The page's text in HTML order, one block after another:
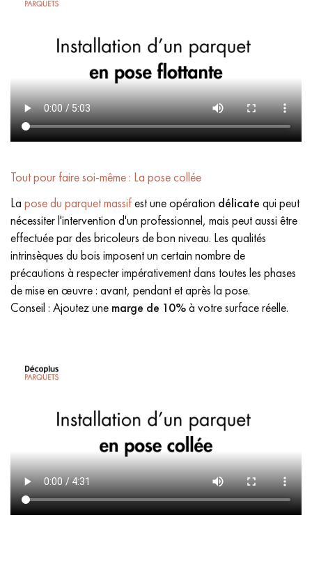
Tout pour faire soi-même : La pose collée
La pose du parquet massifest une opération délicate qui peut
nécessiter l'intervention d'un professionnel, mais peut aussi être
effectuée par des bricoleurs de bon niveau. Les qualités
intrinsèques du bois imposent un certain nombre de
précautions à respecter impérativement dans toutes les phases
de mise en œuvre : avant, pendant et après la pose.
Conseil : Ajoutez une marge de 10%à votre surface réelle.